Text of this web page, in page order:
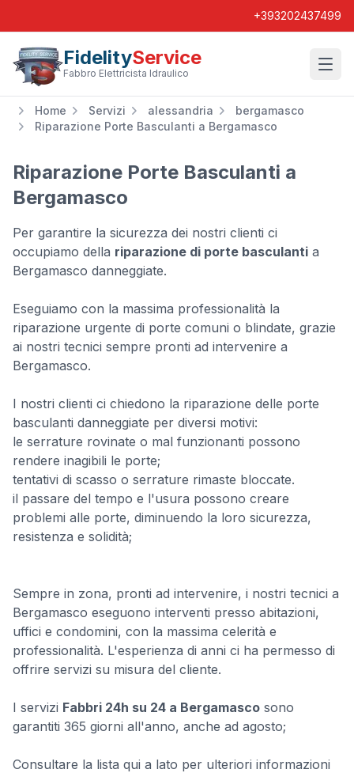
+393202437499
FidelityService
Fabbro Elettricista Idraulico
Home Servizi alessandria
bergamasco
Riparazione Porte Basculanti a Bergamasco
Riparazione Porte Basculanti a
Bergamasco
Per garantire la sicurezza dei nostri clienti ci
occupiamo della riparazione di porte basculanti a
Bergamasco danneggiate.
Eseguiamo con la massima professionalità la
riparazione urgente di porte comuni o blindate, grazie
ai nostri tecnici sempre pronti ad intervenire a
Bergamasco.
I nostri clienti ci chiedono la riparazione delle porte
basculanti danneggiate per diversi motivi:
le serrature rovinate o mal funzionanti possono
rendere inagibili le porte;
tentativi di scasso o serrature rimaste bloccate.
il passare del tempo e l'usura possono creare
problemi alle porte, diminuendo la loro sicurezza,
resistenza e solidità;
Sempre in zona, pronti ad intervenire, i nostri tecnici a
Bergamasco eseguono interventi presso abitazioni,
uffici e condomini, con la massima celerità e
professionalità. L'esperienza di anni ci ha permesso di
offrire servizi su misura del cliente.
I servizi Fabbri 24h su 24 a Bergamasco sono
garantiti 365 giorni all'anno, anche ad agosto;
Consultare la lista qui a lato per ulteriori informazioni